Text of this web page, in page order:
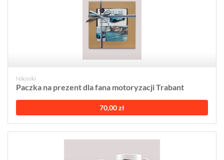
Nikiniki
Paczka na prezent dla fana motoryzacji Trabant
70,00 zł